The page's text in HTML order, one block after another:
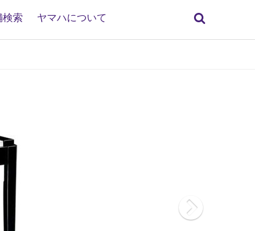
検索 ヤマハについて